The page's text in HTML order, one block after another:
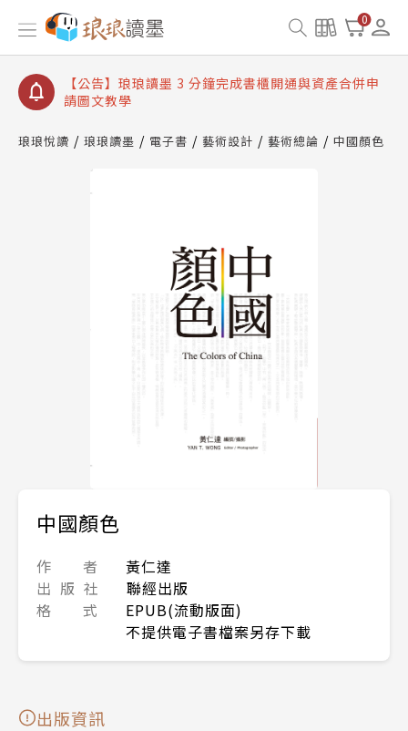
0
【公告】琅琅讀墨數位閱讀資產合併與書櫃開通申請
【公告】琅琅讀墨書櫃開通常見問題
【公告】琅琅讀墨 3 分鐘完成書櫃開通與資產合併申
請圖文教學
查詢
琅琅悅讀 琅琅讀墨 電子書 藝術設計 藝術總論 中國顏色
中國顏色
作 者
黃仁達
出 版 社
聯經出版
格 式
EPUB(流動版面)
不提供電子書檔案另存下載
出版資訊